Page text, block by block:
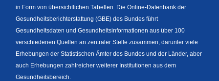
News
in Form von übersichtlichen Tabellen. Die Online-Datenbank der
Gesundheitsberichterstattung (GBE) des Bundes führt
Gesundheitsdaten und Gesundheitsinformationen aus über 100
verschiedenen Quellen an zentraler Stelle zusammen, darunter viele
Erhebungen der Statistischen Ämter des Bundes und der Länder, aber
auch Erhebungen zahlreicher weiterer Institutionen aus dem
Gesundheitsbereich.